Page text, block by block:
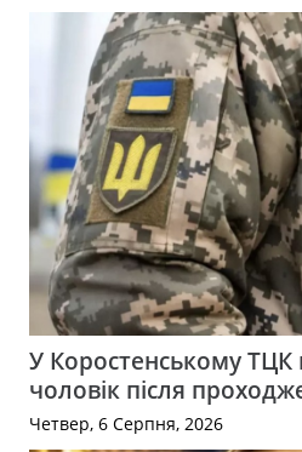
У Коростенському
чоловік після
Четвер, 6 Серпня, 2026